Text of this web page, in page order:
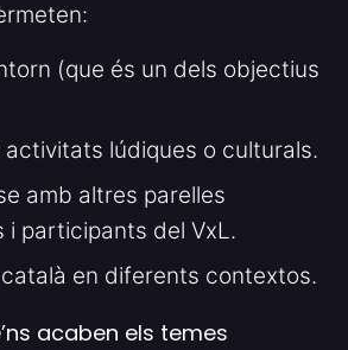
(que és un dels objectius
activitats lúdiques o culturals.
amb altres parelles
i participants del VxL.
en diferents contextos.
acaben els temes